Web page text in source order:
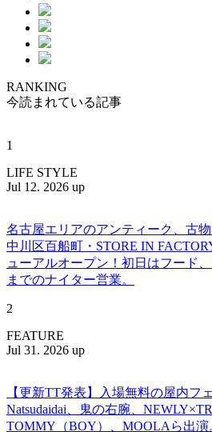
RANKING
今読まれている記事
1
LIFE STYLE
Jul 12. 2026 up
名古屋エリアのアンティーク、古
中川区百船町・STORE IN
ューアルオープン！初日はフード
までのナイター営業。
2
FEATURE
Jul 31. 2026 up
【更新TT発表】入場無料の屋内フ
Natsudaidai、鬼の右腕、
TOMMY（BOY）、MOOLAら出演